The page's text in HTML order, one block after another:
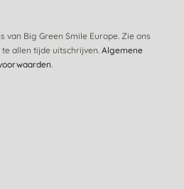
N., Rotterdam
9-7-2014
100% biologisch afbreekbaar zijn
gaan. De ingrediënten zijn wel
van Big Green Smile Europe. Zie ons
te allen tijde uitschrijven. Algemene
.